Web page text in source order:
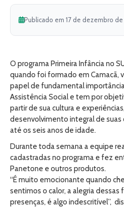
Publicado em 17 de dezembro de
O programa Primeira Infância no
quando foi formado em Camacã,
papel de fundamental
Assistência Social e tem por
partir de sua cultura e
desenvolvimento integral de suas
até os seis anos de idade.
Durante toda semana a equipe
cadastradas no programa e fez
Panetone e outros produtos.
“É muito emocionante quando
sentimos o calor, a alegria dessas
presenças, é algo indescritível”,